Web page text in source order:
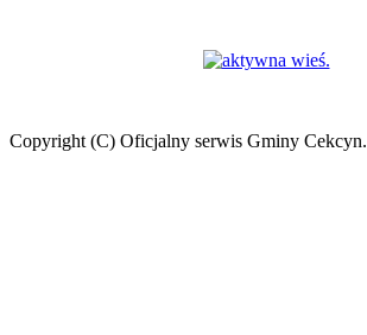
Copyright (C) Oficjalny serwis Gminy Cekcyn.